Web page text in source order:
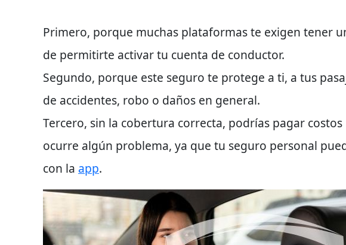
Primero, porque muchas plataformas te exigen tener
de permitirte activar tu cuenta de conductor.
Segundo, porque este seguro te protege a ti, a tus
de accidentes, robo o daños en general.
Tercero, sin la cobertura correcta, podrías pagar
ocurre algún problema, ya que tu seguro personal
con la app.